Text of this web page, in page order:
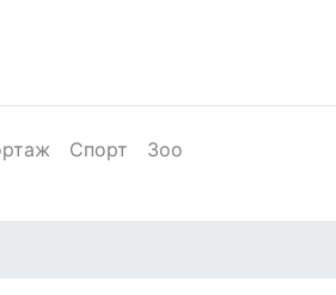
Спорт Зоо